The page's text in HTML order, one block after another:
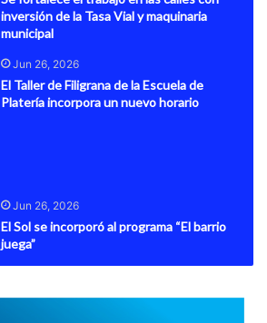
inversión de la Tasa Vial y maquinaria
municipal
Jun 26, 2026
El Taller de Filigrana de la Escuela de
Platería incorpora un nuevo horario
Jun 26, 2026
El Sol se incorporó al programa “El barrio
juega”